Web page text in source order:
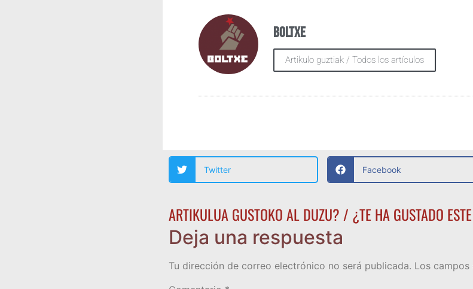
Boltxe
Artikulo guztiak / Todos los artículos
Twitter Facebook
ARTIKULUA GUSTOKO AL DUZU? / ¿TE HA GUSTADO
Deja una respuesta
Tu dirección de correo electrónico no será publicada. Los